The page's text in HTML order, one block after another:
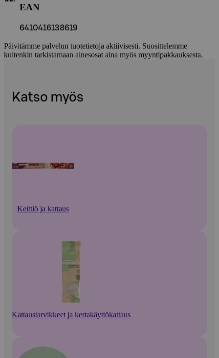
EAN
6410416138619
Päivitämme palvelun tuotetietoja aktiivisesti. Suosittelemme
kuitenkin tarkistamaan ainesosat aina myös myyntipakkauksesta.
Katso myös
Keittiö ja kattaus
Kattaustarvikkeet ja kertakäyttökattaus